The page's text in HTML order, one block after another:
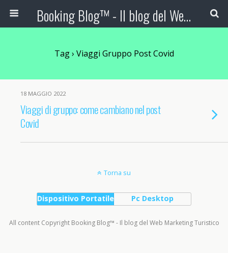
Booking Blog™ - Il blog del Web Marketing Turistico
Tag › Viaggi Gruppo Post Covid
18 MAGGIO 2022
Viaggi di gruppo: come cambiano nel post
Covid
Torna su
Dispositivo Portatile Pc Desktop
All content Copyright Booking Blog™ - Il blog del Web Marketing Turistico